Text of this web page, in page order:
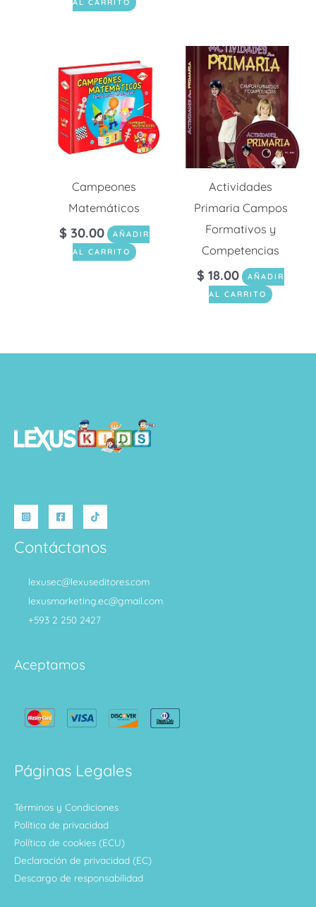
AL CARRITO
Campeones
Matemáticos
$ 30.00
AÑADIR
AL CARRITO
Actividades
Primaria Campos
Formativos y
Competencias
$ 18.00
AÑADIR
AL CARRITO
Contáctanos
lexusec@lexuseditores.com
lexusmarketing.ec@gmail.com
+593 2 250 2427
Aceptamos
Páginas Legales
Términos y Condiciones
Política de privacidad
Política de cookies (ECU)
Declaración de privacidad (EC)
Descargo de responsabilidad